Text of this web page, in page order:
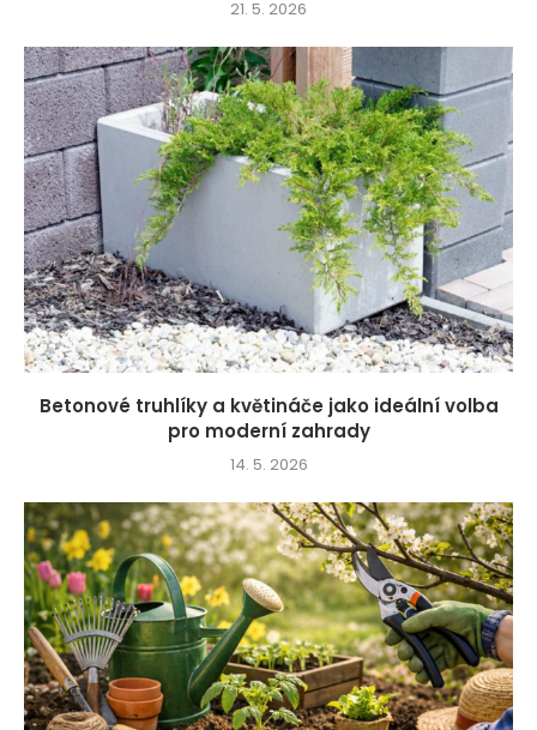
21. 5. 2026
Betonové truhlíky a květináče jako ideální volba
pro moderní zahrady
14. 5. 2026